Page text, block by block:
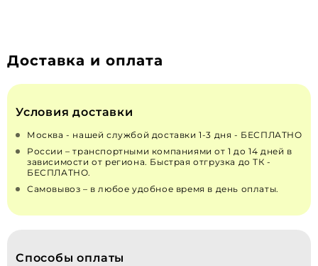
Доставка и оплата
Условия доставки
Москва - нашей службой доставки 1-3 дня - БЕСПЛАТНО
России – транспортными компаниями от 1 до 14 дней в
зависимости от региона. Быстрая отгрузка до ТК -
БЕСПЛАТНО.
Самовывоз – в любое удобное время в день оплаты.
Способы оплаты